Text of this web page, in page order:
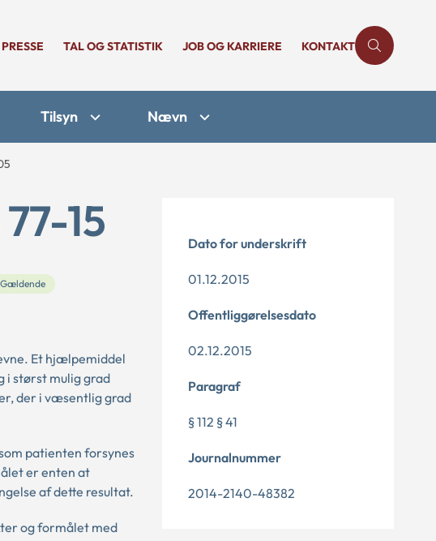
PRESSE TAL OG STATISTIK JOB OG KARRIERE KONTAKT
Tilsyn Nævn
15
Gældende
Et hjælpemiddel
i størst mulig grad
der i væsentlig grad
patienten forsynes
er enten at
af dette resultat.
og formålet med
Dato for underskrift
01.12.2015
Offentliggørelsesdato
02.12.2015
Paragraf
§ 112 § 41
Journalnummer
2014-2140-48382